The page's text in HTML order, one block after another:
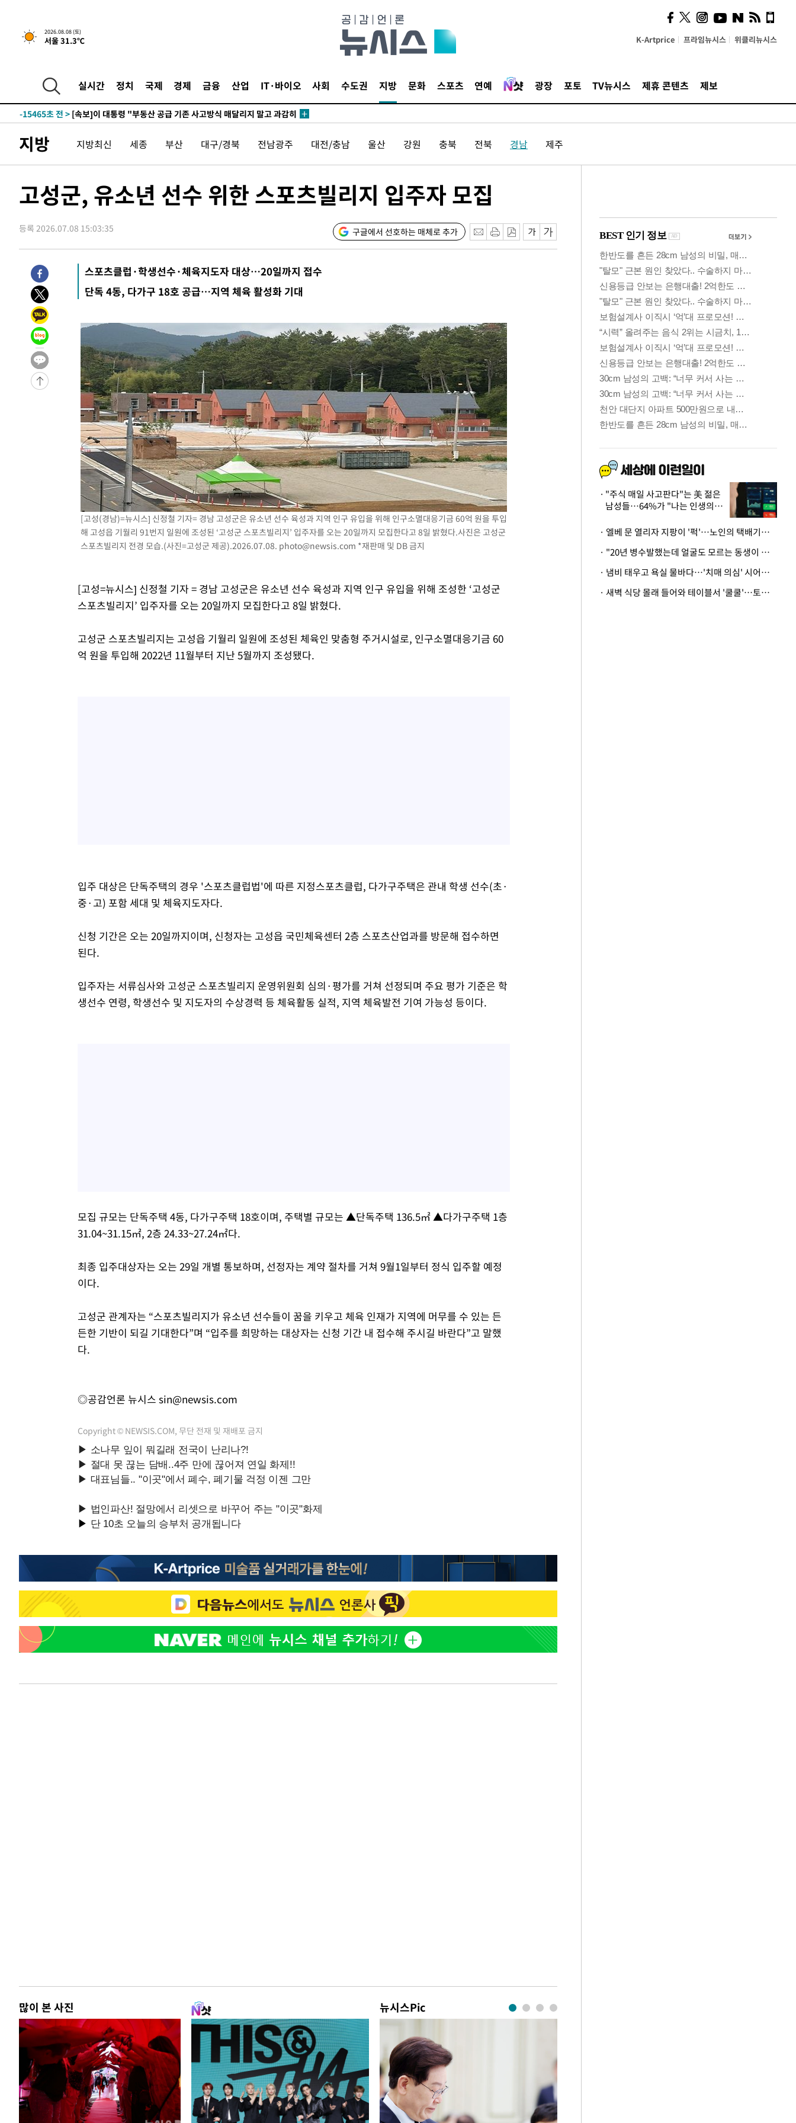
2026.08.08 (토)
서울 31.3℃ K-Artprice 프라임뉴시스 위클리뉴시스
실시간 정치 국제 경제 금융 산업 IT·바이오 사회 수도권 지방 문화 스포츠 연예 광장 포토 TV뉴시스 제휴 콘텐츠 제보
1시간 전 >[속보]규제합리화위원회 부위원장에 김태유 서울대 공대 교수…이병태
-20154초 전 >
미 사업체 일자리, 7월에 2.3만개 순감하고 그 전 2개월 10.3만개
하향수정 (2보)
-19602초 전 >
↓
-15465초 전 > [속보]이 대통령 "부동산 공급 기존 사고방식 매달리지 말고 과감히
운드는 임시"
-6118초 전 >
"낮 기온 소폭 하락"…수도권 폭염중대경보, 폭염경보로 하향
-6082초 전 >[속보]이 대통령, '호우피해' 안동·의성 관할 4개 면 특별재난지역 선
갈 수도
-4016초 전 >낮 최고 37도 찜통더위…곳곳 소나기·강원 많은 비[내일날씨]
응"
13분 전 >여자배구 이재영·이다영 자매, 아제르바이잔 투란VC 입단
26분 전 >외국인 심판 성 접대 7경기 들여다보니…한국 축구 '5승 2무'
30분 전 >
[속보]코스닥, 2.86포인트(0.36%) 내린 798.81마감
31분 전 >
[속보]코스피, 6200선 약보합…0.60% 내린 6258.77에 마쳐
31분 전 >
[속보]원·달러 환율, 7.7원 내린 1416.1원 마감
33분 전 >
1시간 전 >
[속보]종합특검, '계엄 수용공간 확보' 신용해 前교정본부장 기소
1시간 전 >
외신들도 주목한 韓축구 파문…"국민적 공분에 수사 재개"
1시간 전 >
11시간 압수수색에 성접대 파문까지…'쑥대밭' 된 축구협회
1시간 전 >
[속보]규제합리화위원회 부위원장에 김태유 서울대 공대 교수…이병태
이강인, 폭염 속 AT마드리드 첫 훈련…80명 식사 대접까지(종합)
미 사업체 일자리, 7월에 2.3만개 순감하고 그 전 2개월 10.3만개
[속보] 미 사업체, 일자리 7월에 2.3만 개 줄어…실업률은 4.1%로
[속보]이 대통령 "부동산 공급 기존 사고방식 매달리지 말고 과감히
이란, "오만과 '중앙 단일 루트' 합의…북쪽 인바운드·남쪽 아웃바
"낮 기온 소폭 하락"…수도권 폭염중대경보, 폭염경보로 하향
[속보]이 대통령, '호우피해' 안동·의성 관할 4개 면 특별재난지역 선
[단독]중수청 지원 검사들, 정원 초과 시 낮은 계급 임용…희망지 못
낮 최고 37도 찜통더위…곳곳 소나기·강원 많은 비[내일날씨]
SK하이닉스, 용인·청주 팹에 54조 투자…"AI 메모리 수요 선제 대
[속보]코스닥, 2.86포인트(0.36%) 내린 798.81마감
[속보]코스피, 6200선 약보합…0.60% 내린 6258.77에 마쳐
[속보] 노원서 40.1도 관측…서울, 2018년 이후 첫 40도
[속보]종합특검, '계엄 수용공간 확보' 신용해 前교정본부장 기소
지방 지방최신 세종 부산 대구/경북 전남광주 대전/충남 울산 강원 충북 전북 경남 제주
고성군, 유소년 선수 위한 스포츠빌리지 입주자 모집
등록 2026.07.08 15:03:35 구글에서 선호하는 매체로 추가
스포츠클럽·학생선수·체육지도자 대상…20일까지 접수
단독 4동, 다가구 18호 공급…지역 체육 활성화 기대
[고성(경남)=뉴시스] 신정철 기자= 경남 고성군은 유소년 선수 육성과 지역 인구 유입을 위해 인구소멸대응기금 60억 원을 투입
해 고성읍 기월리 91번지 일원에 조성된 ‘고성군 스포츠빌리지’ 입주자를 오는 20일까지 모집한다고 8일 밝혔다.사진은 고성군
스포츠빌리지 전경 모습.(사진=고성군 제공).2026.07.08. photo@newsis.com *재판매 및 DB 금지
[고성=뉴시스] 신정철 기자 = 경남 고성군은 유소년 선수 육성과 지역 인구 유입을 위해 조성한 ‘고성군
스포츠빌리지’ 입주자를 오는 20일까지 모집한다고 8일 밝혔다.
고성군 스포츠빌리지는 고성읍 기월리 일원에 조성된 체육인 맞춤형 주거시설로, 인구소멸대응기금 60
억 원을 투입해 2022년 11월부터 지난 5월까지 조성됐다.
입주 대상은 단독주택의 경우 '스포츠클럽법'에 따른 지정스포츠클럽, 다가구주택은 관내 학생 선수(초·
중·고) 포함 세대 및 체육지도자다.
신청 기간은 오는 20일까지이며, 신청자는 고성읍 국민체육센터 2층 스포츠산업과를 방문해 접수하면
된다.
입주자는 서류심사와 고성군 스포츠빌리지 운영위원회 심의·평가를 거쳐 선정되며 주요 평가 기준은 학
생선수 연령, 학생선수 및 지도자의 수상경력 등 체육활동 실적, 지역 체육발전 기여 가능성 등이다.
모집 규모는 단독주택 4동, 다가구주택 18호이며, 주택별 규모는 ▲단독주택 136.5㎡ ▲다가구주택 1층
31.04~31.15㎡, 2층 24.33~27.24㎡다.
최종 입주대상자는 오는 29일 개별 통보하며, 선정자는 계약 절차를 거쳐 9월1일부터 정식 입주할 예정
이다.
고성군 관계자는 “스포츠빌리지가 유소년 선수들이 꿈을 키우고 체육 인재가 지역에 머무를 수 있는 든
든한 기반이 되길 기대한다”며 “입주를 희망하는 대상자는 신청 기간 내 접수해 주시길 바란다”고 말했
다.
◎공감언론 뉴시스 sin@newsis.com
Copyright © NEWSIS.COM, 무단 전재 및 재배포 금지
많이 본 사진 뉴시스Pic
시, 스마트폰 액세서리에
NFC 더했다
"주식 매일 사고판다"는 美 젊은
남성들…64%가 "나는 인생의
· 엘베 문 열리자 지팡이 '퍽'…노인의 택배기사 폭행 이유
· "20년 병수발했는데 얼굴도 모르는 동생이 유산 절반을"…배다른 형제 상속권 있을까
· 냄비 태우고 욕실 물바다…'치매 의심' 시어머니 검사 권유했다가 '날벼락'
· 새벽 식당 몰래 들어와 테이블서 '쿨쿨'…토사물 남기고 사라진 남성